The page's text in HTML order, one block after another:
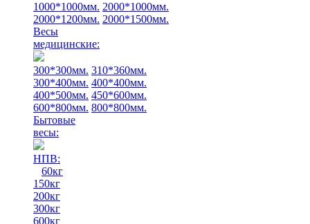
1000*1000мм. 2000*1000мм.
2000*1200мм. 2000*1500мм.
Весы
медицинские:
300*300мм. 310*360мм.
300*400мм. 400*400мм.
400*500мм. 450*600мм.
600*800мм. 800*800мм.
Бытовые
весы:
НПВ:
60кг
150кг
200кг
300кг
600кг